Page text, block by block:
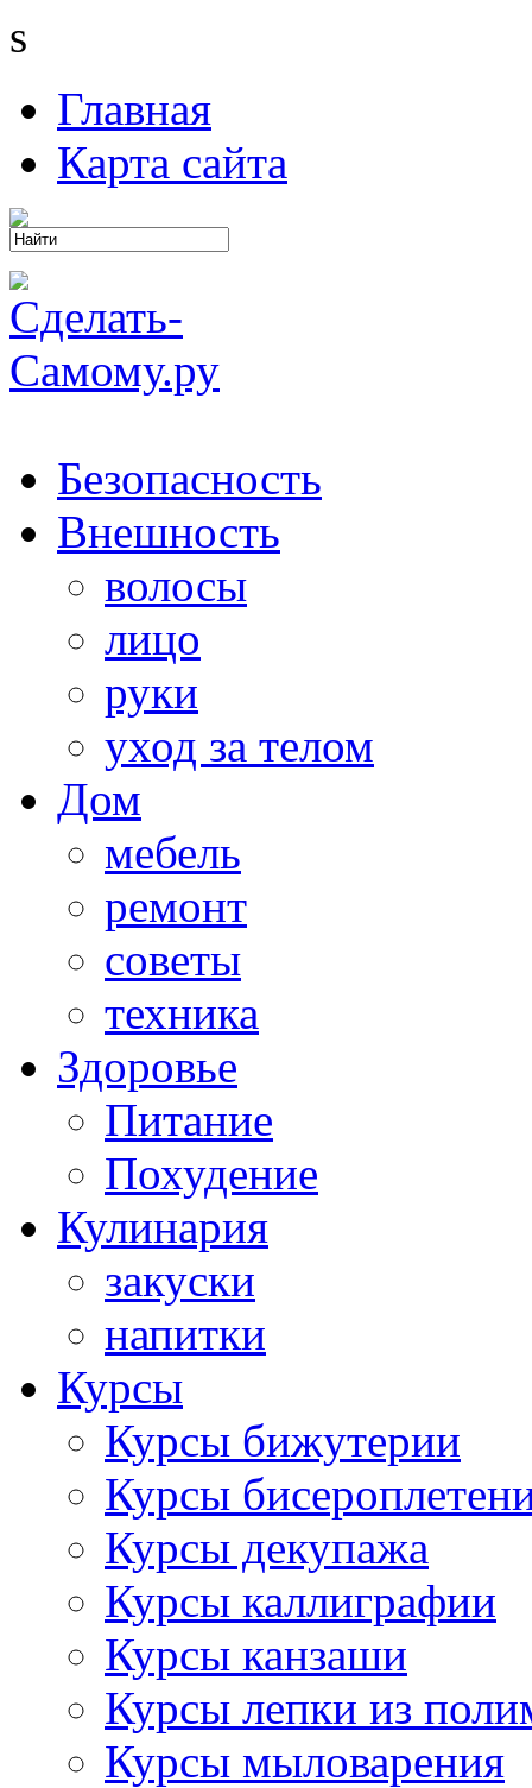
s
Главная
Карта сайта
Безопасность
Внешность
волосы
лицо
руки
уход за телом
Дом
мебель
ремонт
советы
техника
Здоровье
Питание
Похудение
Кулинария
закуски
напитки
Курсы
Курсы бижутерии
Курсы
Курсы декупажа
Курсы каллиграфии
Курсы канзаши
Курсы лепки из
Курсы мыловарения